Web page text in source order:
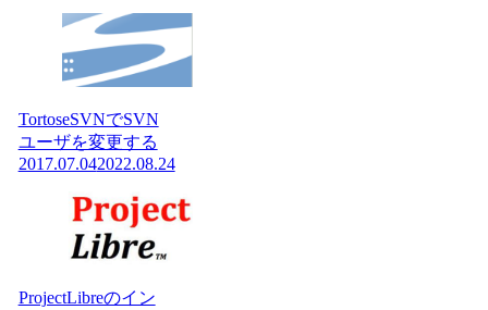
TortoseSVNでSVN
ユーザを変更する
2017.07.042022.08.24
ProjectLibreのイン